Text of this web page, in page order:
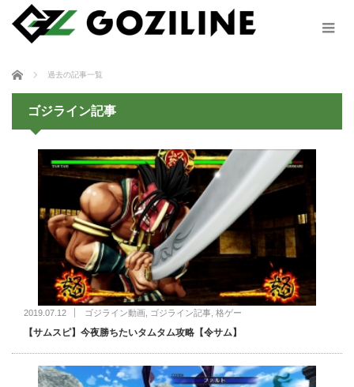
ホーム 過去の記事一覧
ゴジライン記事
2019.07.12 ゴジライン動画 ゴジライン記事 格ゲー
【サムスピ】今夜勝ちたいタムタム攻略【令サム】